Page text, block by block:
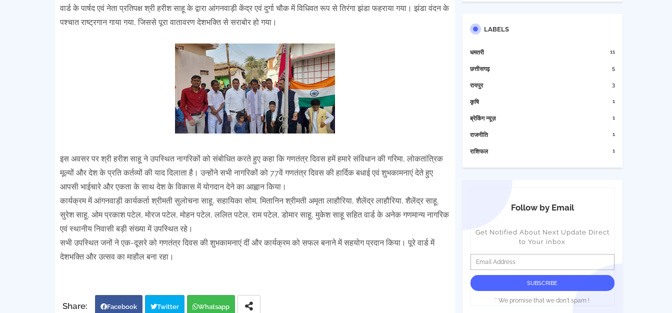
वार्ड के पार्षद एवं नेता प्रतिपक्ष श्री हरीश साहू के द्वारा आंगनवाड़ी केंद्र एवं दुर्गा चौक में विधिवत रूप से तिरंगा झंडा फहराया गया। झंडा वंदन के
पश्चात राष्ट्रगान गाया गया, जिससे पूरा वातावरण देशभक्ति से सराबोर हो गया।
इस अवसर पर श्री हरीश साहू ने उपस्थित नागरिकों को संबोधित करते हुए कहा कि गणतंत्र दिवस हमें हमारे संविधान की गरिमा, लोकतांत्रिक
मूल्यों और देश के प्रति कर्तव्यों की याद दिलाता है। उन्होंने सभी नागरिकों को 77वें गणतंत्र दिवस की हार्दिक बधाई एवं शुभकामनाएं देते हुए
आपसी भाईचारे और एकता के साथ देश के विकास में योगदान देने का आह्वान किया।
कार्यक्रम में आंगनवाड़ी कार्यकर्ता श्रीमती सुलोचना साहू, सहायिका सोम, मितानिन श्रीमती अमृता लाहौरिया, शैलेंद्र लाहौरिया, शैलेंद्र साहू,
सुरेश साहू, ओम प्रकाश पटेल, मोरज पटेल, मोहन पटेल, ललित पटेल, राम पटेल, डोमार साहू, मुकेश साहू सहित वार्ड के अनेक गणमान्य नागरिक
एवं स्थानीय निवासी बड़ी संख्या में उपस्थित रहे।
सभी उपस्थित जनों ने एक-दूसरे को गणतंत्र दिवस की शुभकामनाएं दीं और कार्यक्रम को सफल बनाने में सहयोग प्रदान किया। पूरे वार्ड में
देशभक्ति और उत्सव का माहौल बना रहा।
Facebook Twitter Whatsapp
LABELS
धमतरी 11
छत्तीसगढ़ 5
रायपुर 3
कृषि 1
ब्रेकिंग न्यूज़ 1
राजनीति 1
राशिफल 1
Follow by Email
Get Notified About Next Update Direct
to Your inbox
* We promise that we don't spam !